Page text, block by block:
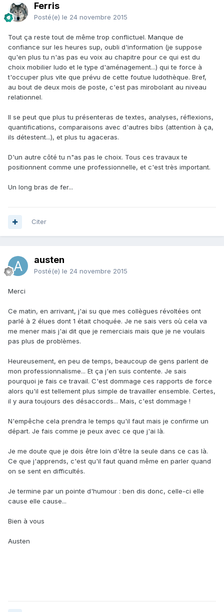
Ferris
Posté(e) le 24 novembre 2015
Tout ça reste tout de même trop conflictuel. Manque de
confiance sur les heures sup, oubli d'information (je suppose
qu'en plus tu n'as pas eu voix au chapitre pour ce qui est du
choix mobilier ludo et le type d'aménagement...) qui te force à
t'occuper plus vite que prévu de cette foutue ludothèque. Bref,
au bout de deux mois de poste, c'est pas mirobolant au niveau
relationnel.
Il se peut que plus tu présenteras de textes, analyses, réflexions,
quantifications, comparaisons avec d'autres bibs (attention à ça,
ils détestent...), et plus tu agaceras.
D'un autre côté tu n"as pas le choix. Tous ces travaux te
positionnent comme une professionnelle, et c'est très important.
Un long bras de fer...
Citer
austen
Posté(e) le 24 novembre 2015
Merci
Ce matin, en arrivant, j'ai su que mes collègues révoltées ont
parlé à 2 élues dont 1 était choquée. Je ne sais vers où cela va
me mener mais j'ai dit que je remerciais mais que je ne voulais
pas plus de problèmes.
Heureusement, en peu de temps, beaucoup de gens parlent de
mon professionnalisme... Et ça j'en suis contente. Je sais
pourquoi je fais ce travail. C'est dommage ces rapports de force
alors qu'il est tellement plus simple de travailler ensemble. Certes,
il y aura toujours des désaccords... Mais, c'est dommage !
N'empêche cela prendra le temps qu'il faut mais je confirme un
départ. Je fais comme je peux avec ce que j'ai là.
Je me doute que je dois être loin d'être la seule dans ce cas là.
Ce que j'apprends, c'est qu'il faut quand même en parler quand
on se sent en difficultés.
Je termine par un pointe d'humour : ben dis donc, celle-ci elle
cause elle cause...
Bien à vous
Austen